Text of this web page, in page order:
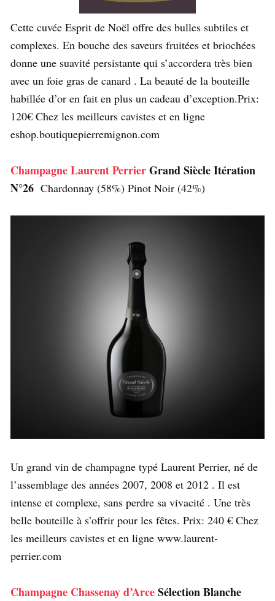
Cette cuvée Esprit de Noël offre des bulles subtiles et
complexes. En bouche des saveurs fruitées et briochées
donne une suavité persistante qui s’accordera très bien
avec un foie gras de canard . La beauté de la bouteille
habillée d’or en fait en plus un cadeau d’exception.Prix:
120€ Chez les meilleurs cavistes et en ligne
eshop.boutiquepierremignon.com
Champagne Laurent PerrierGrand Siècle Itération
N°26 Chardonnay (58%) Pinot Noir (42%)
Un grand vin de champagne typé Laurent Perrier, né de
l’assemblage des années 2007, 2008 et 2012 . Il est
intense et complexe, sans perdre sa vivacité . Une très
belle bouteille à s’offrir pour les fêtes. Prix: 240 € Chez
les meilleurs cavistes et en ligne www.laurent-
perrier.com
Champagne Chassenay d’ArceSélection Blanche